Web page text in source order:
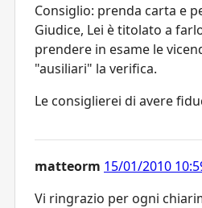
Consiglio: prenda carta e
Giudice, Lei è titolato a
prendere in esame le
"ausiliari" la verifica.
Le consiglierei di avere
matteorm 15/01/2010
Vi ringrazio per ogni